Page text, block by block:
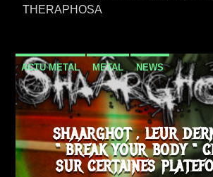
THERAPHOSA
ACTU METAL METAL NEWS
VIDEO STORIES
SHAARGHOT , LEUR
“ BREAK YOUR BODY “
SUR CERTAINES